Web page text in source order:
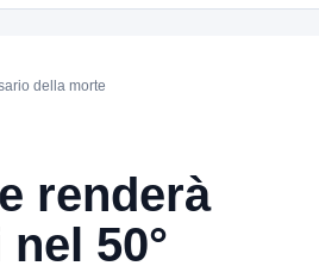
della morte
renderà
50°